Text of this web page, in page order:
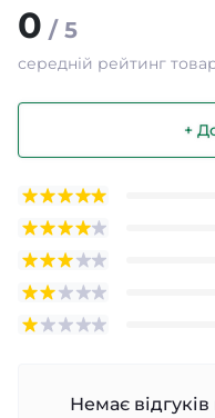
0 / 5
середній рейтинг
+
Немає